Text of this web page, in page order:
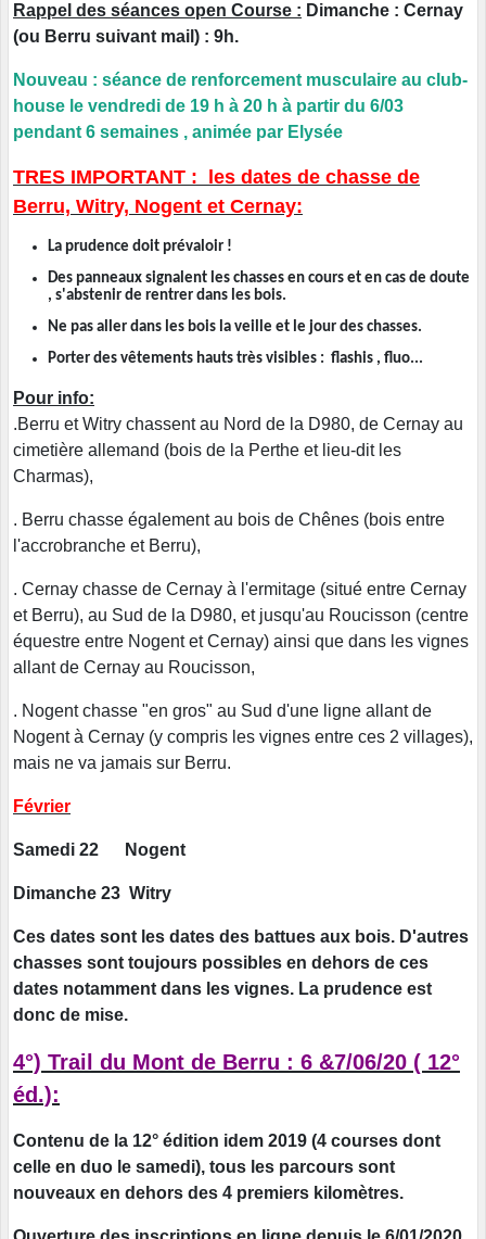
Rappel des séances open Course : Dimanche : Cernay
(ou Berru suivant mail) : 9h.
Nouveau : séance de renforcement musculaire au club-
house le vendredi de 19 h à 20 h à partir du 6/03
pendant 6 semaines , animée par Elysée
TRES IMPORTANT : les dates de chasse de
Berru, Witry, Nogent et Cernay:
La prudence doit prévaloir !
Des panneaux signalent les chasses en cours et en cas de doute
, s'abstenir de rentrer dans les bois.
Ne pas aller dans les bois la veille et le jour des chasses.
Porter des vêtements hauts très visibles : flashis , fluo...
Pour info:
.Berru et Witry chassent au Nord de la D980, de Cernay au
cimetière allemand (bois de la Perthe et lieu-dit les
Charmas),
. Berru chasse également au bois de Chênes (bois entre
l'accrobranche et Berru),
. Cernay chasse de Cernay à l'ermitage (situé entre Cernay
et Berru), au Sud de la D980, et jusqu'au Roucisson (centre
équestre entre Nogent et Cernay) ainsi que dans les vignes
allant de Cernay au Roucisson,
. Nogent chasse "en gros" au Sud d'une ligne allant de
Nogent à Cernay (y compris les vignes entre ces 2 villages),
mais ne va jamais sur Berru.
Février
Samedi 22 Nogent
Dimanche 23 Witry
Ces dates sont les dates des battues aux bois. D'autres
chasses sont toujours possibles en dehors de ces
dates notamment dans les vignes. La prudence est
donc de mise.
4°) Trail du Mont de Berru : 6 &7/06/20 ( 12°
éd.):
Contenu de la 12° édition idem 2019 (4 courses dont
celle en duo le samedi), tous les parcours sont
nouveaux en dehors des 4 premiers kilomètres.